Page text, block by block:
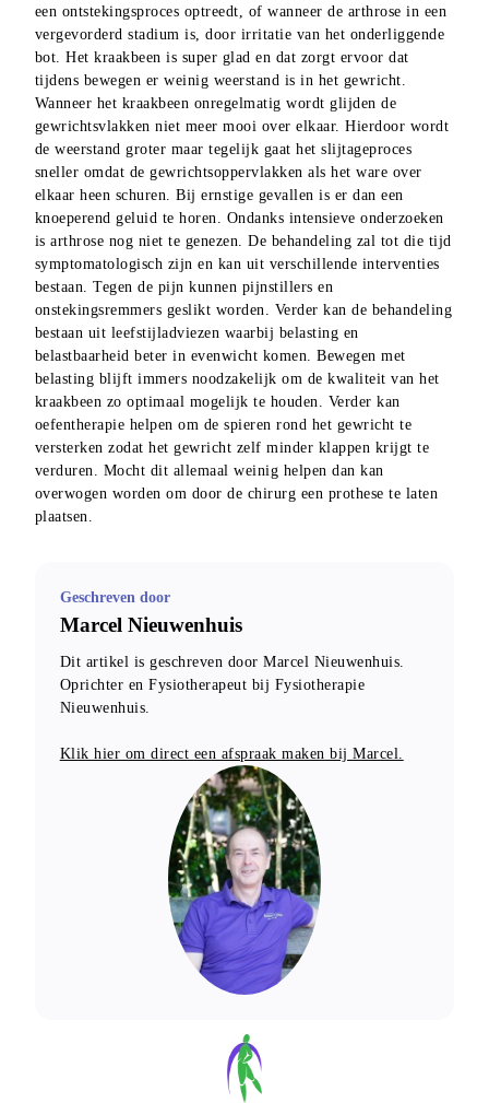
een ontstekingsproces optreedt, of wanneer de arthrose in een
vergevorderd stadium is, door irritatie van het onderliggende
bot. Het kraakbeen is super glad en dat zorgt ervoor dat
tijdens bewegen er weinig weerstand is in het gewricht.
Wanneer het kraakbeen onregelmatig wordt glijden de
gewrichtsvlakken niet meer mooi over elkaar. Hierdoor wordt
de weerstand groter maar tegelijk gaat het slijtageproces
sneller omdat de gewrichtsoppervlakken als het ware over
elkaar heen schuren. Bij ernstige gevallen is er dan een
knoeperend geluid te horen. Ondanks intensieve onderzoeken
is arthrose nog niet te genezen. De behandeling zal tot die tijd
symptomatologisch zijn en kan uit verschillende interventies
bestaan. Tegen de pijn kunnen pijnstillers en
onstekingsremmers geslikt worden. Verder kan de behandeling
bestaan uit leefstijladviezen waarbij belasting en
belastbaarheid beter in evenwicht komen. Bewegen met
belasting blijft immers noodzakelijk om de kwaliteit van het
kraakbeen zo optimaal mogelijk te houden. Verder kan
oefentherapie helpen om de spieren rond het gewricht te
versterken zodat het gewricht zelf minder klappen krijgt te
verduren. Mocht dit allemaal weinig helpen dan kan
overwogen worden om door de chirurg een prothese te laten
plaatsen.
Geschreven door
Marcel Nieuwenhuis
Dit artikel is geschreven door Marcel Nieuwenhuis.
Oprichter en Fysiotherapeut bij Fysiotherapie
Nieuwenhuis.
Klik hier om direct een afspraak maken bij Marcel.